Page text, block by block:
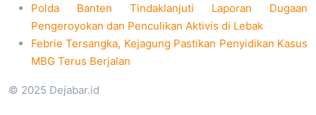
Polda Banten Tindaklanjuti Laporan Dugaan
Pengeroyokan dan Penculikan Aktivis di Lebak
Febrie Tersangka, Kejagung Pastikan Penyidikan Kasus
MBG Terus Berjalan
© 2025 Dejabar.id